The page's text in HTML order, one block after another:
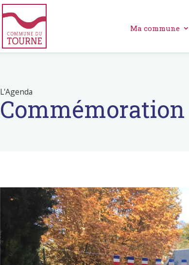
Ma commune
L'Agenda
Commémoration